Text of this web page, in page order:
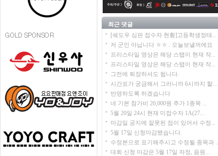
최근 댓글
[쉐도우 심판 접수자 현황]고등학생정태...
저 군인 아닙니다 ㅎㅎ.. 오늘보낼꺼에요
프리스타일 영상은 해당 스탭이 현재 작...
프리스타일 영상은 해당 스탭이 현재 작...
그전에 퇴장하셔도 됩니다.
시간표가 궁금해서 그러니까 6시까지 할...
반영하도록 하겠습니다
네 기본 참가비 20,000원 추가 1종목 ...
5월 20일 24시 현재 미접수자 1A(27...
마감일 공지에 잘못된 점이 있어서 수정...
5월 17일 신청마감됐습니다.
수정본으로 표기해주시고 수정될 종목과
대회 신청 마감은 5월 17일 자정, 음원...